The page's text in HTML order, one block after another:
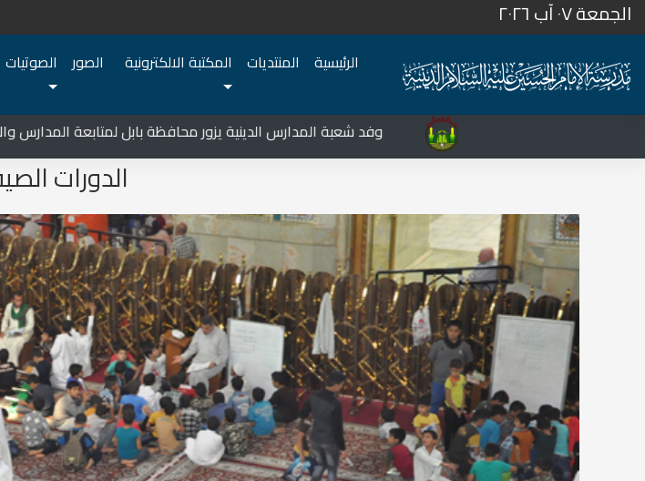
الجمعة ٠٧ آب ٢٠٢٦
الرئيسية المنتديات المكتبة الالكترونية الصور الصوتيات
وفد شعبة المدارس الدينية يزور محافظة بابل لمتابعة المدارس والاطلاعالمركز الثقافي غرب نينوى يشهد نشاطات متعددة في قضاء تلعفر
الدورات